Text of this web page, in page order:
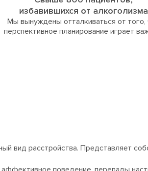
избавившихся от алкоголизма
Мы вынуждены отталкиваться от того,
перспективное планирование играет
вид расстройства. Представляет